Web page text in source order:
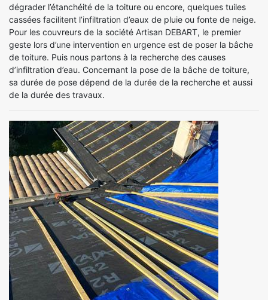
dégrader l’étanchéité de la toiture ou encore, quelques tuiles
cassées facilitent l’infiltration d’eaux de pluie ou fonte de neige.
Pour les couvreurs de la société Artisan DEBART, le premier
geste lors d’une intervention en urgence est de poser la bâche
de toiture. Puis nous partons à la recherche des causes
d’infiltration d’eau. Concernant la pose de la bâche de toiture,
sa durée de pose dépend de la durée de la recherche et aussi
de la durée des travaux.